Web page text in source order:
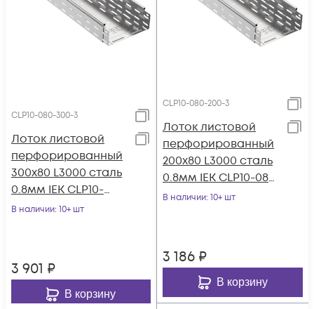
CLP10-080-300-3
Лоток листовой
перфорированный
300х80 L3000 сталь
0.8мм IEK CLP10-
080-300-3
В наличии: 10+ шт
3 901 ₽
В корзину
CLP10-080-200-3
Лоток листовой
перфорированный
200х80 L3000 сталь
0.8мм IEK CLP10-080-
200-3
В наличии: 10+ шт
3 186 ₽
В корзину